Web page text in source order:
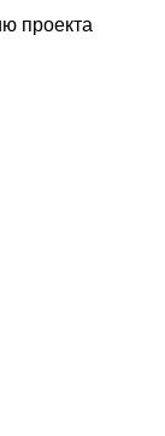
проекта